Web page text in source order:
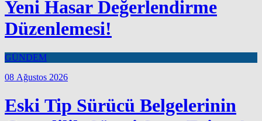
Yeni Hasar Değerlendirme
Düzenlemesi!
GÜNDEM
08 Ağustos 2026
Eski Tip Sürücü Belgelerinin